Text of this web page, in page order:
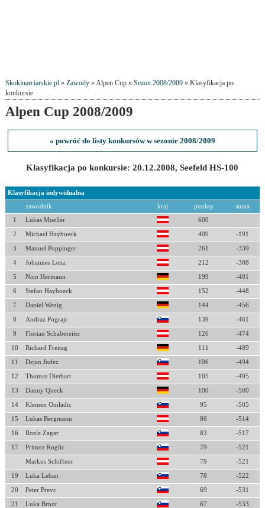
Skokinarciarskie.pl» Zawody» Alpen Cup » Sezon 2008/2009» Klasyfikacja po
konkursie
Alpen Cup 2008/2009
« powróć do listy konkursów w sezonie 2008/2009
Klasyfikacja po konkursie: 20.12.2008, Seefeld HS-100
Klasyfikacja indywidualna
zawodnik kraj punkty strata
1 Lukas Mueller 600
2 Michael Hayboeck 409 -191
3 Manuel Poppinger 261 -339
4 Johannes Lenz 212 -388
5 Nico Hermann 199 -401
6 Stefan Hayboeck 152 -448
7 Daniel Wenig 144 -456
8 Andraz Pograjc 139 -461
9 Florian Schabereiter 126 -474
10 Richard Freitag 111 -489
11 Dejan Judez 106 -494
12 Thomas Diethart 105 -495
13 Danny Queck 100 -500
14 Klemen Omladic 95 -505
15 Lukas Bergmann 86 -514
16 Rozle Zagar 83 -517
17 Primoz Roglic 79 -521
Markus Schiffner 79 -521
19 Luka Leban 78 -522
20 Peter Prevc 69 -531
21 Luka Brnot 67 -533